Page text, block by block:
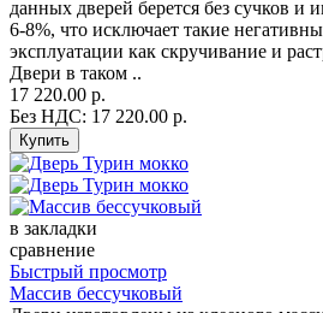
данных дверей берется без сучков и
6-8%, что исключает такие
эксплуатации как скручивание и
Двери в таком ..
17 220.00 р.
Без НДС: 17 220.00 р.
в закладки
сравнение
Быстрый просмотр
Массив бессучковый